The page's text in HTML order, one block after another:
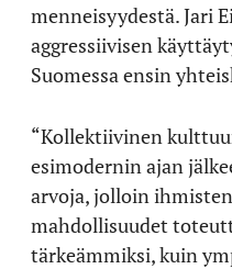
menneisyydestä. Jari
aggressiivisen
Suomessa ensin
“Kollektiivinen
esimodernin ajan
arvoja, jolloin
mahdollisuudet
tärkeämmiksi, kuin